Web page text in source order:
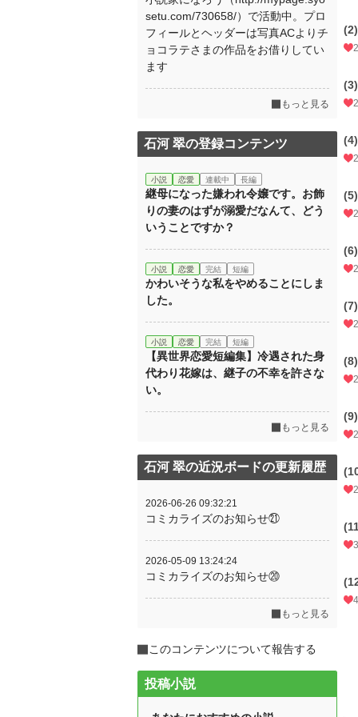
(2)
(3)
(4)
(5)
(6)
(7)
(8)
(9)
setu.com/730658/）で活動中。プロ
フィールとヘッダーは写真ACよりチ
ョコラテさまの作品をお借りしてい
ます
もっと見る
石河 翠の登録コンテンツ
小説 恋愛 連載中 長編
継母になった嫌われ令嬢です。お飾
りの妻のはずが溺愛だなんて、どう
いうことですか？
小説 恋愛 完結 短編
かわいそうな私をやめることにしま
した。
小説 恋愛 完結 短編
【異世界恋愛短編集】冷遇された身
代わり花嫁は、継子の不幸を許さな
い。
もっと見る
石河 翠の近況ボードの更新履歴
2026-06-26 09:32:21
コミカライズのお知らせ㉑
2026-05-09 13:24:24
コミカライズのお知らせ⑳
もっと見る
このコンテンツについて報告する
投稿小説